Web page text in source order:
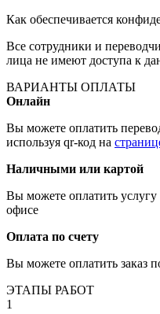
Как обеспечивается
Все сотрудники и
лица не имеют доступа к
ВАРИАНТЫ ОПЛАТЫ
Онлайн
Вы можете оплатить
используя qr-код на
Наличными или картой
Вы можете оплатить
офисе
Оплата по счету
Вы можете оплатить заказ
ЭТАПЫ РАБОТ
1